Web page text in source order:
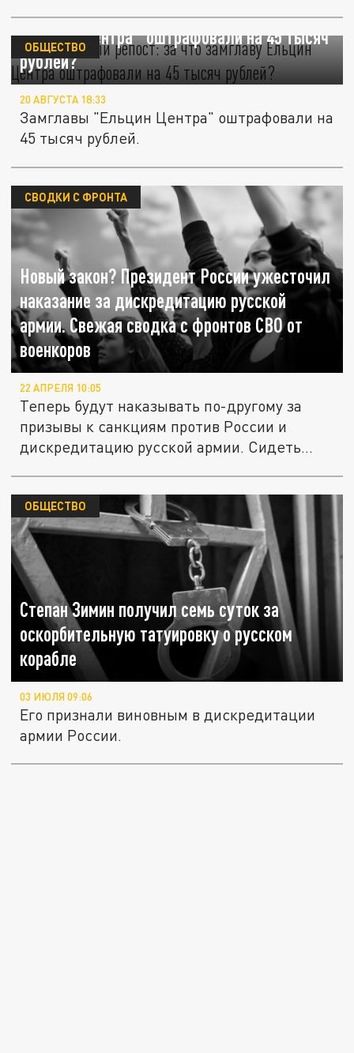
Скандальный репост: за что замглаву
"Ельцин Центра" оштрафовали на 45 тысяч
рублей?
ОБЩЕСТВО
20 АВГУСТА 18:33
Замглавы "Ельцин Центра" оштрафовали на
45 тысяч рублей.
Новый закон? Президент России ужесточил
наказание за дискредитацию русской
армии. Свежая сводка с фронтов СВО от
военкоров
СВОДКИ С ФРОНТА
22 АПРЕЛЯ 10:05
Теперь будут наказывать по-другому за
призывы к санкциям против России и
дискредитацию русской армии. Сидеть...
Степан Зимин получил семь суток за
оскорбительную татуировку о русском
корабле
ОБЩЕСТВО
03 ИЮЛЯ 09:06
Его признали виновным в дискредитации
армии России.